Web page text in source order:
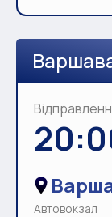
Автовокзал